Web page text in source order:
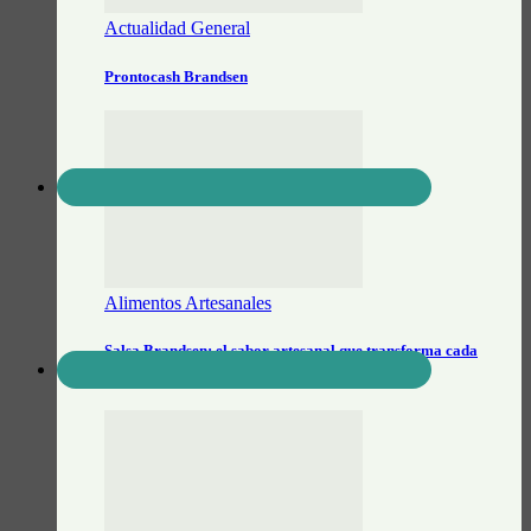
Actualidad General
Prontocash Brandsen
Alimentos Artesanales
Salsa Brandsen: el sabor artesanal que transforma cada